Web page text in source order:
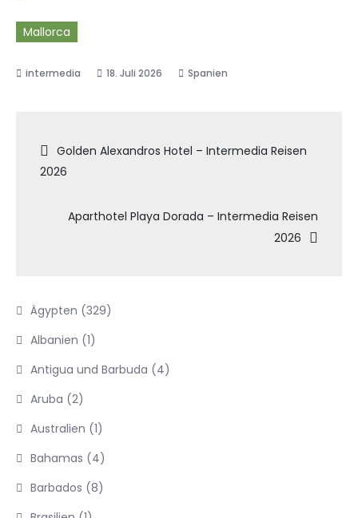
Mallorca
18. Juli 2026 Spanien
Beitragsnavigation
Golden Alexandros Hotel – Intermedia Reisen
2026
Aparthotel Playa Dorada – Intermedia Reisen
2026
Ägypten (329)
Albanien (1)
Antigua und Barbuda (4)
Aruba (2)
Australien (1)
Bahamas (4)
Barbados (8)